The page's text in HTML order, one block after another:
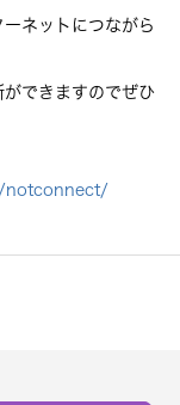
ネットにつながら
できますのでぜひ
notconnect/